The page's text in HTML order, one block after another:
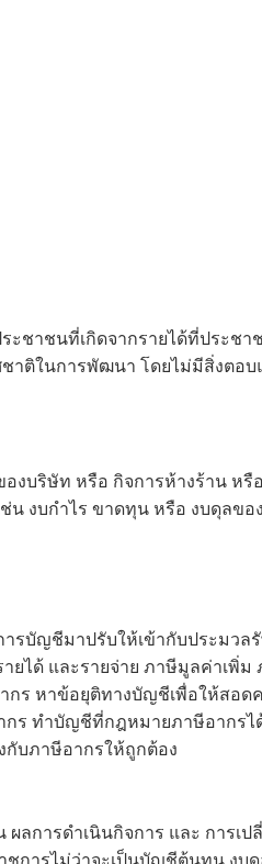
ะชาชนที่เกิดจากรายได้ที่ประช
าติในการพัฒนา โดยไม่มีสิ่งตอ
งบริษัท หรือ กิจการห้างร้าน หรื
น งบกำไร ขาดทุน หรือ งบดุลขอ
บัญชีมาปรับให้เข้ากับประมวล
ได้ และรายจ่าย ภาษีมูลค่าเพิ่ม
ร หาข้อยุติทางบัญชีเพื่อให้สอด
ร ทำบัญชีที่กฎหมายภาษีอากรไ
กับภาษีอากรให้ถูกต้อง
ลการดำเนินกิจการ และ การเป
การไม่ว่าจะเป็นบัญชีต้นทุน งบดุ